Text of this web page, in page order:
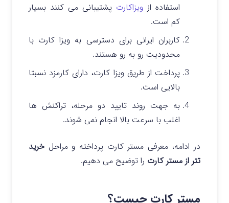
استفاده از ویزاکارت پشتیبانی می کنند بسیار
کم است.
کاربران ایرانی برای دسترسی به ویزا کارت با
محدودیت رو به رو هستند.
پرداخت از طریق ویزا کارت، دارای کارمزد نسبتا
بالایی است.
به جهت روند تایید دو مرحله، تراکنش ها
اغلب با سرعت بالا انجام نمی شوند.
در ادامه، معرفی مستر کارت پرداخته و مراحل خرید
تتر از مستر کارت را توضیح می دهیم.
مستر کارت چیست؟